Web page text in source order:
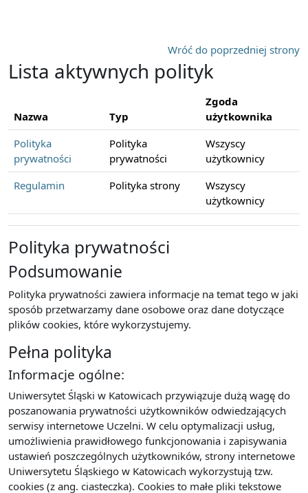
Wróć do poprzedniej strony
Lista aktywnych polityk
Nazwa Typ
Zgoda
użytkownika
Polityka
prywatności
Polityka
prywatności
Wszyscy
użytkownicy
Regulamin
Polityka strony
Wszyscy
użytkownicy
Polityka prywatności
Podsumowanie
Polityka prywatności zawiera informacje na temat tego w jaki
sposób przetwarzamy dane osobowe oraz dane dotyczące
plików cookies, które wykorzystujemy.
Pełna polityka
Informacje ogólne:
Uniwersytet Śląski w Katowicach przywiązuje dużą wagę do
poszanowania prywatności użytkowników odwiedzających
serwisy internetowe Uczelni. W celu optymalizacji usług,
umożliwienia prawidłowego funkcjonowania i zapisywania
ustawień poszczególnych użytkowników, strony internetowe
Uniwersytetu Śląskiego w Katowicach wykorzystują tzw.
cookies (z ang. ciasteczka). Cookies to małe pliki tekstowe